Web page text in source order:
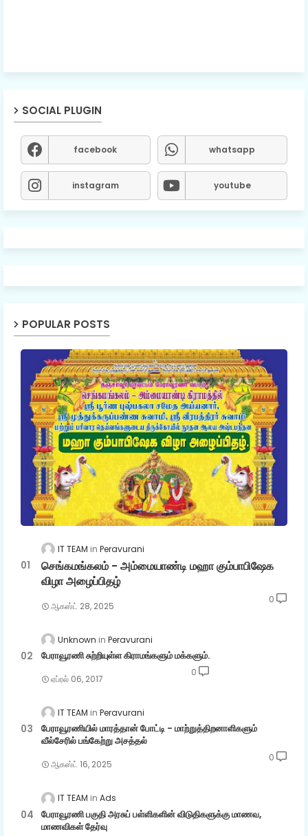
SOCIAL PLUGIN
facebook whatsapp
instagram youtube
POPULAR POSTS
IT TEAM Peravurani
செங்கமங்கலம் - அம்மையாண்டி மஹா கும்பாபிஷேக
விழா அழைப்பிதழ்
ஆகஸ்ட் 28, 2025
0
Unknown Peravurani
பேராவூரணி சுற்றியுள்ள கிராமங்களும் மக்களும்.
ஏப்ரல் 06, 2017
0
IT TEAM Peravurani
பேராவூரணியில் மாரத்தான் போட்டி - மாற்றுத்திறனாளிகளும்
வீல்சேரில் பங்கேற்று அசத்தல்
ஆகஸ்ட் 16, 2025
0
IT TEAM Ads
பேராவூரணி பகுதி அரசுப் பள்ளிகளின் விடுதிகளுக்கு மாணவ,
மாணவிகள் தேர்வு